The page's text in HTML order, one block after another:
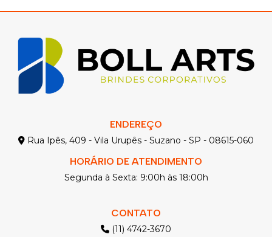
ENDEREÇO
Rua Ipês, 409 - Vila Urupês - Suzano - SP - 08615-060
HORÁRIO DE ATENDIMENTO
Segunda à Sexta: 9:00h às 18:00h
CONTATO
(11) 4742-3670